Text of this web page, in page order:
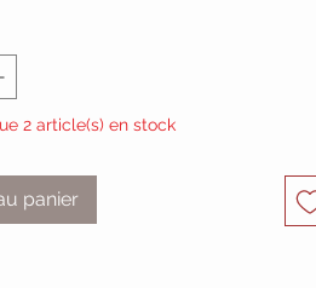
2 article(s) en stock
panier